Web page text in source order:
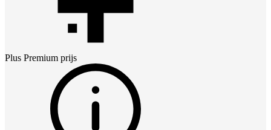
Plus Premium prijs